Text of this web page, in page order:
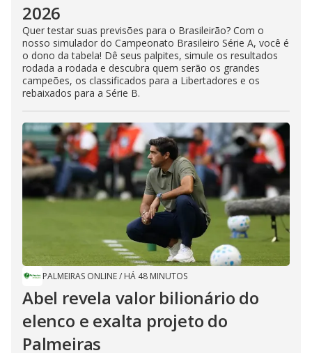
2026
Quer testar suas previsões para o Brasileirão? Com o
nosso simulador do Campeonato Brasileiro Série A, você é
o dono da tabela! Dê seus palpites, simule os resultados
rodada a rodada e descubra quem serão os grandes
campeões, os classificados para a Libertadores e os
rebaixados para a Série B.
PALMEIRAS ONLINE/ HÁ 48 MINUTOS
Abel revela valor bilionário do
elenco e exalta projeto do
Palmeiras